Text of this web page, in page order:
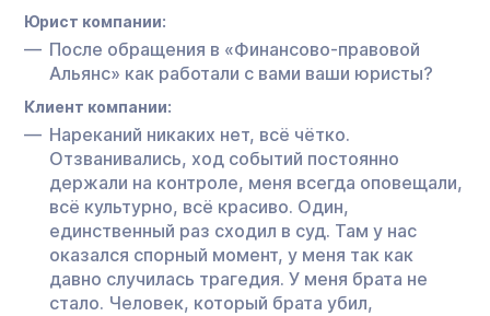
Юрист компании:
После обращения в «Финансово-правовой
Альянс» как работали с вами ваши юристы?
Клиент компании:
Нареканий никаких нет, всё чётко.
Отзванивались, ход событий постоянно
держали на контроле, меня всегда оповещали,
всё культурно, всё красиво. Один,
единственный раз сходил в суд. Там у нас
оказался спорный момент, у меня так как
давно случилась трагедия. У меня брата не
стало. Человек, который брата убил,